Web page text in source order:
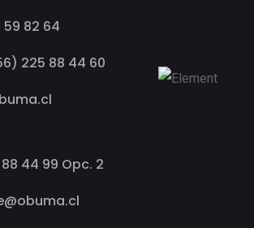
82 64
225 88 44 60
44 99 Opc. 2